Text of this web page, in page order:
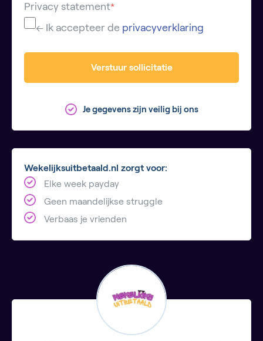
Privacy statement*
← Ik accepteer de privacyverklaring
Verstuur sollicitatie
Je gegevens zijn veilig bij ons
Wekelijksuitbetaald.nl zorgt voor:
Elke week payday
Geen maandelijkse struggle
Verbaas je vrienden